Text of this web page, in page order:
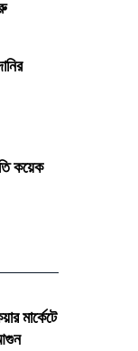
কয়েক
মার্কেটে